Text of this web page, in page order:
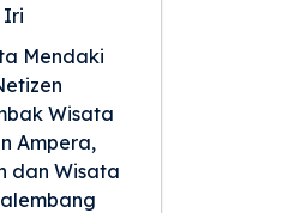
Iri
Mendaki
Wisata
Ampera,
dan Wisata